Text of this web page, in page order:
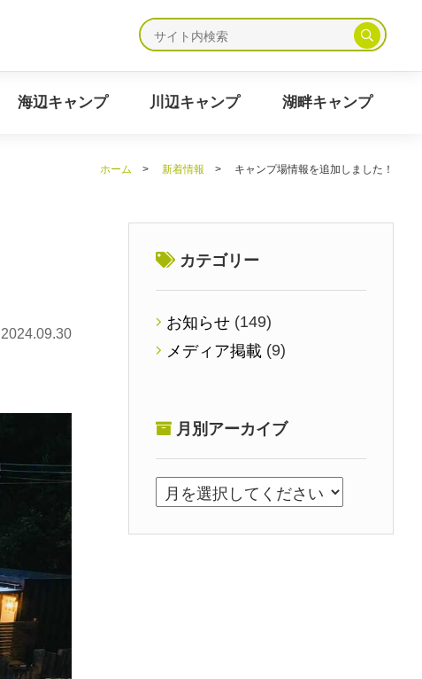
海辺キャンプ 川辺キャンプ 湖畔キャンプ
海辺キャンプ 川辺キャンプ 湖畔キャンプ
ホーム > 新着情報 > キャンプ場情報を追加しました！
2024.09.30
カテゴリー
お知らせ (149)
メディア掲載 (9)
月別アーカイブ